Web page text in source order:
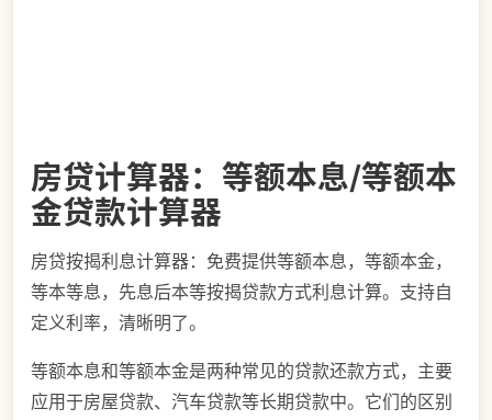
房贷计算器：等额本息/等额本
金贷款计算器
房贷按揭利息计算器：免费提供等额本息，等额本金，
等本等息，先息后本等按揭贷款方式利息计算。支持自
定义利率，清晰明了。
等额本息和等额本金是两种常见的贷款还款方式，主要
应用于房屋贷款、汽车贷款等长期贷款中。它们的区别